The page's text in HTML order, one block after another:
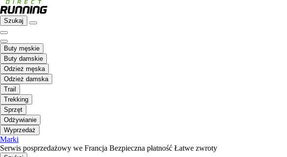
Szukaj
Buty męskie
Buty damskie
Odzież męska
Odzież damska
Trail
Trekking
Sprzęt
Odżywianie
Wyprzedaż
Marki
Serwis posprzedażowy we Francja Bezpieczna płatność Łatwe zwroty